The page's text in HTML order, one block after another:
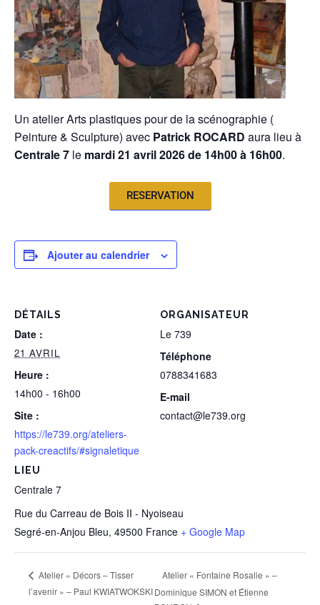
Un atelier Arts plastiques pour de la scénographie (
Peinture & Sculpture) avec Patrick ROCARD aura lieu à
Centrale 7 le mardi 21 avril 2026 de 14h00 à 16h00.
RESERVATION
Ajouter au calendrier
DÉTAILS
Date :
21 AVRIL
Heure :
14h00 - 16h00
Site :
https://le739.org/ateliers-
pack-creactifs/#signaletique
LIEU
Centrale 7
Rue du Carreau de Bois II - Nyoiseau
Segré-en-Anjou Bleu, 49500 France + Google Map
ORGANISATEUR
Le 739
Téléphone
0788341683
E-mail
contact@le739.org
Atelier « Décors – Tisser
l’avenir » – Paul KWIATWOKSKI
Atelier « Fontaine Rosalie » –
Dominique SIMON et Étienne